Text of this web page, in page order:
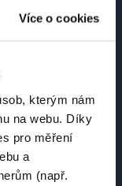
Více o cookies
kterým nám
na webu. Díky
pro měření
a
(např.